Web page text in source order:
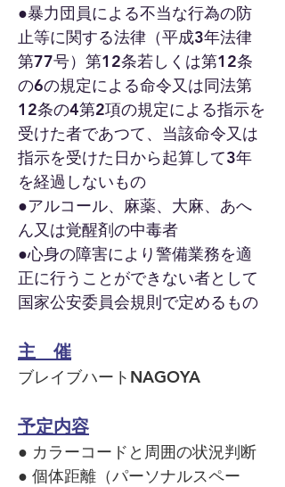
●暴力団員による不当な行為の防
止等に関する法律（平成3年法律
第77号）第12条若し くは第12条
の6の規定による命令又は同法第
12条の4第2項の規定による指示を
受けた者であつて、当該命令又は
指示を受けた日から起算して3年
を経過しないもの
●アルコール、麻薬、大麻、あへ
ん又は覚醒剤の中毒者
●心身の障害により警備業務を適
正に行うことができない者として
国家公安委員会規則で定めるもの
主 催
ブレイブハートNAGOYA
予定内容
● カラーコードと周囲の状況判断
● 個体距離（パーソナルスペー